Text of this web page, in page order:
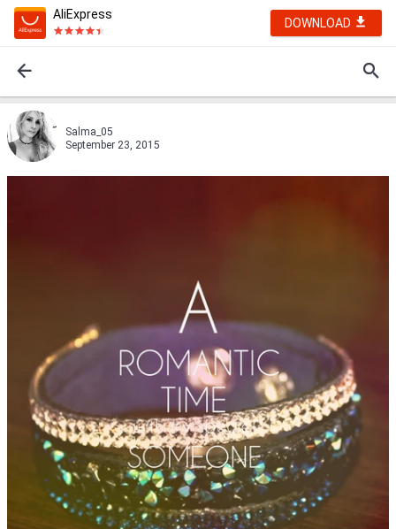
AliExpress
DOWNLOAD
Salma_05
September 23, 2015